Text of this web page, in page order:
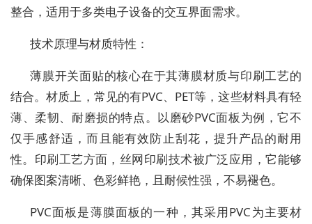
整合，适用于多类电子设备的交互界面需求。
技术原理与材质特性：
薄膜开关面贴的核心在于其薄膜材质与印刷工艺的
结合。材质上，常见的有PVC、PET等，这些材料具有轻
薄、柔韧、耐磨损的特点。以磨砂PVC面板为例，它不
仅手感舒适，而且能有效防止刮花，提升产品的耐用
性。印刷工艺方面，丝网印刷技术被广泛应用，它能够
确保图案清晰、色彩鲜艳，且耐候性强，不易褪色。
PVC面板是薄膜面板的一种，其采用PVC为主要材